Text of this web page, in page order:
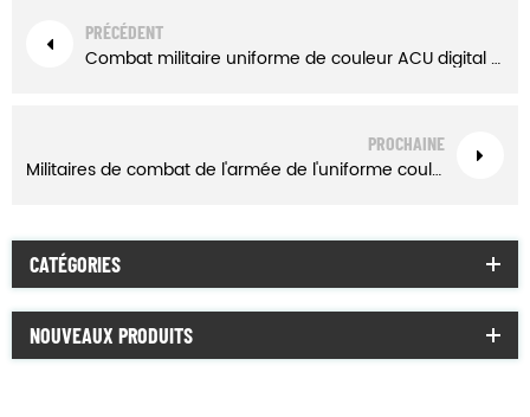
PRÉCÉDENT
Combat militaire uniforme de couleur ACU digital camouflage désert
PROCHAINE
Militaires de combat de l'armée de l'uniforme couleur ACU digital woodland
CATÉGORIES
NOUVEAUX PRODUITS